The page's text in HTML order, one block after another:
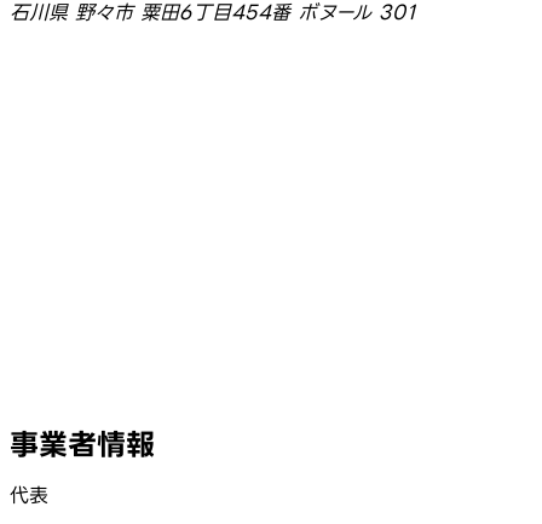
石川県 野々市 粟田6丁目454番 ボヌール 301
事業者情報
代表